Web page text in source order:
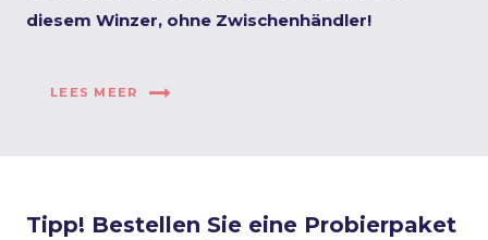
diesem Winzer, ohne Zwischenhändler!
LEES MEER
Tipp! Bestellen Sie eine Probierpaket